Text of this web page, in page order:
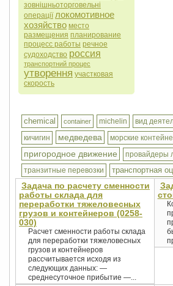
зовнішньоторговельні
операції локомотивное
хозяйство место
размещения планирование
процесс работы речное
судоходство россия
транспортний процес
утворення участковая
скорость
chemical container michelin вид
кичигин медведева морские
пригородное движение провайдеры
транзитные перевозки транспортная
Задача по расчету сменности
работы склада для
переработки тяжеловесных
грузов и контейнеров (0258-
030)
Расчет сменности работы склада
для переработки тяжеловесных
грузов и контейнеров
рассчитывается исходя из
следующих данных: —
среднесуточное прибытие —...